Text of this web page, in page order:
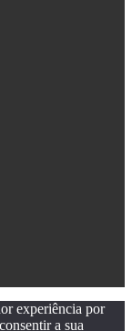
experiência por
a sua